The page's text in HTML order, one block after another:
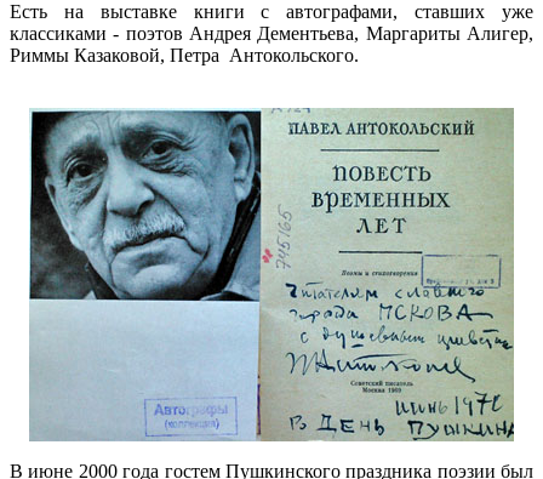
Есть на выставке книги с автографами, ставших уже
классиками - поэтов Андрея Дементьева, Маргариты Алигер,
Риммы Казаковой, Петра Антокольского.
В июне 2000 года гостем Пушкинского праздника поэзии был